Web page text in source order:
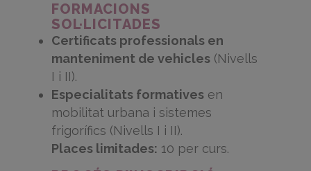
FORMACIONS
SOL·LICITADES
Certificats professionals en
manteniment de vehicles (Nivells
I i II).
Especialitats formatives en
mobilitat urbana i sistemes
frigorífics (Nivells I i II).
Places limitades: 10 per curs.